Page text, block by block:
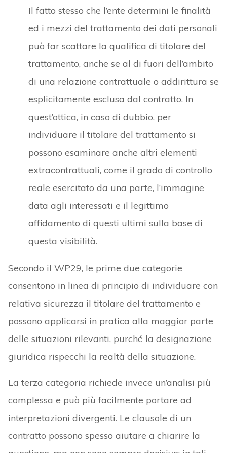
Il fatto stesso che l’ente determini le finalità
ed i mezzi del trattamento dei dati personali
può far scattare la qualifica di titolare del
trattamento, anche se al di fuori dell’ambito
di una relazione contrattuale o addirittura se
esplicitamente esclusa dal contratto. In
quest’ottica, in caso di dubbio, per
individuare il titolare del trattamento si
possono esaminare anche altri elementi
extracontrattuali, come il grado di controllo
reale esercitato da una parte, l’immagine
data agli interessati e il legittimo
affidamento di questi ultimi sulla base di
questa visibilità.
Secondo il WP29, le prime due categorie
consentono in linea di principio di individuare con
relativa sicurezza il titolare del trattamento e
possono applicarsi in pratica alla maggior parte
delle situazioni rilevanti, purché la designazione
giuridica rispecchi la realtà della situazione.
La terza categoria richiede invece un’analisi più
complessa e può più facilmente portare ad
interpretazioni divergenti. Le clausole di un
contratto possono spesso aiutare a chiarire la